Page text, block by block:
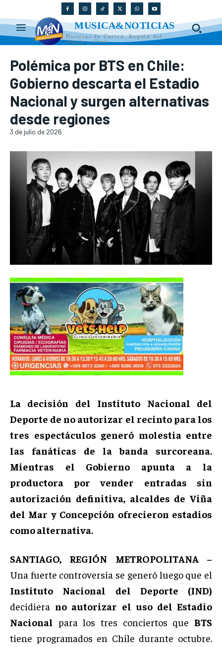
MUSICA&NOTICIAS
Noticias de Curicó, Región del
Maule y Chile
Polémica por BTS en Chile:
Gobierno descarta el Estadio
Nacional y surgen alternativas
desde regiones
3 de julio de 2026
La decisión del Instituto Nacional del
Deporte de no autorizar el recinto para los
tres espectáculos generó molestia entre
las fanáticas de la banda surcoreana.
Mientras el Gobierno apunta a la
productora por vender entradas sin
autorización definitiva, alcaldes de Viña
del Mar y Concepción ofrecieron estadios
como alternativa.
SANTIAGO, REGIÓN METROPOLITANA –
Una fuerte controversia se generó luego que el
Instituto Nacional del Deporte (IND)
decidiera no autorizar el uso del Estadio
Nacional para los tres conciertos que BTS
tiene programados en Chile durante octubre.